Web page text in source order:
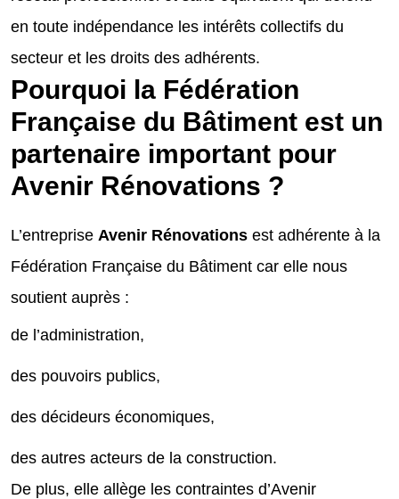
en toute indépendance les intérêts collectifs du
secteur et les droits des adhérents.
Pourquoi la Fédération
Française du Bâtiment est un
partenaire important pour
Avenir Rénovations ?
L’entreprise Avenir Rénovations est adhérente à la
Fédération Française du Bâtiment car elle nous
soutient auprès :
de l’administration,
des pouvoirs publics,
des décideurs économiques,
des autres acteurs de la construction.
De plus, elle allège les contraintes d’Avenir